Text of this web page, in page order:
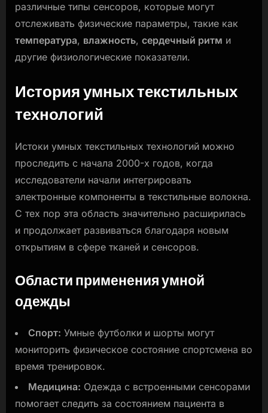
различные типы сенсоров, которые могут
отслеживать физические параметры, такие как
температура, влажность, сердечный ритм и
другие физиологические показатели.
История умных текстильных
технологий
Истоки умных текстильных технологий можно
проследить с начала 2000-х годов, когда
исследователи начали интегрировать
электронные компоненты в текстильные волокна.
С тех пор эта область значительно расширилась
и продолжает развиваться благодаря новым
открытиям в сфере тканей и сенсоров.
Области применения умной
одежды
Спорт: Умные футболки и шорты могут
мониторить физическое состояние спортсмена во
время тренировок.
Медицина: Одежда с встроенными сенсорами
помогает следить за состоянием пациента в